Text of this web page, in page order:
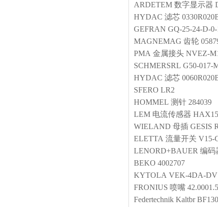
ARDETEM 数字显示器
HYDAC 滤芯
GEFRAN GQ-25-24-D-
MAGNEMAG 齿轮
PMA 金属接头 NVEZ-
SCHMERSRL G50-017-
HYDAC 滤芯
SFERO LR2
HOMMEL 测针 284039
LEM 电流传感器
WIELAND 母插 GESIS
ELETTA 流量开关 V15-
LENORD+BAUER 编码
BEKO 4002707
KYTOLA VEK-4DA-DV
FRONIUS 喷嘴
Federtechnik Kaltbr